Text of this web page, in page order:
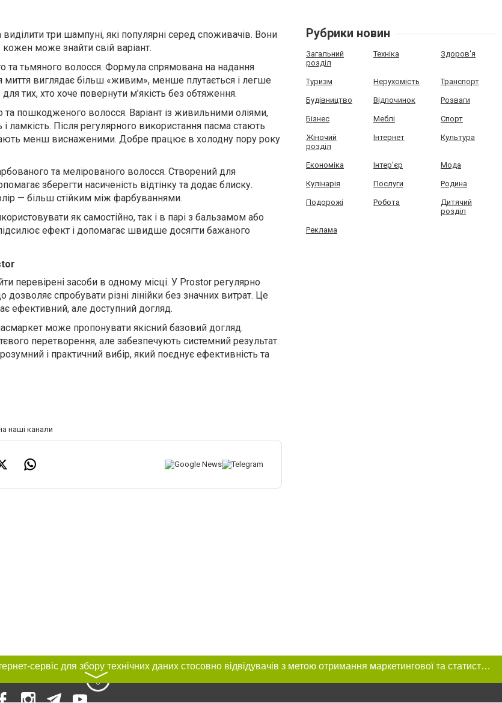
три шампуні, які популярні серед споживачів. Вони
кожен може знайти свій варіант.
та тьмяного волосся. Формула спрямована на надання
миття виглядає більш «живим», менше плутається і легше
тих, хто хоче повернути м’якість без обтяження.
та пошкодженого волосся. Варіант із живильними оліями,
ламкість. Після регулярного використання пасма стають
менш виснаженими. Добре працює в холодну пору року
та мелірованого волосся. Створений для
зберегти насиченість відтінку та додає блиску.
— більш стійким між фарбуваннями.
як самостійно, так і в парі з бальзамом або
підсилює ефект і допомагає швидше досягти бажаного
перевірені засоби в одному місці. У Prostor регулярно
дозволяє спробувати різні лінійки без значних витрат. Це
ефективний, але доступний догляд.
може пропонувати якісний базовий догляд.
перетворення, але забезпечують системний результат.
і практичний вибір, який поєднує ефективність та
наші канали
Рубрики новин
Загальний
розділ
Техніка Здоров'я
Туризм Нерухомість Транспорт
Будівництво Відпочинок Розваги
Бізнес Меблі Спорт
Жіночий
розділ
Інтернет Культура
Економіка Інтер'єр Мода
Кулінарія Послуги Родина
Подорожі Робота
Дитячий
розділ
Реклама
Цей сайт використовує «cookies». Також веб-сайт використовує інтернет-сервіс для збору технічних даних стосовно відвідувачів з метою отримання маркетингової та статистичної інформації. Умови обробки даних відвідувачів сайту див.
〉